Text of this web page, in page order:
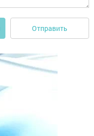
Отправить